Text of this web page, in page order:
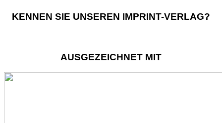
KENNEN SIE UNSEREN IMPRINT-VERLAG?
AUSGEZEICHNET MIT